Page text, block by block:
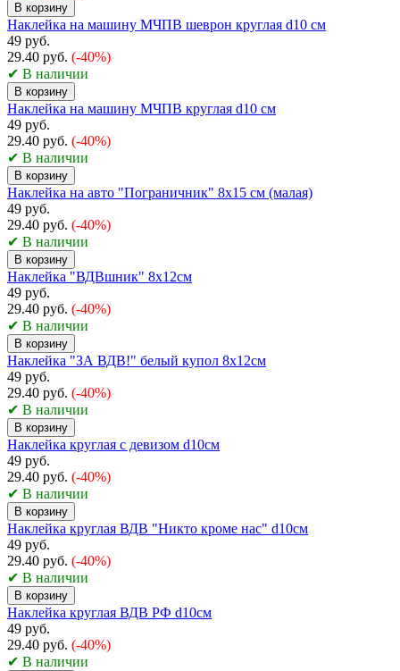
В корзину
Наклейка на машину МЧПВ шеврон круглая d10 см
49 руб.
29.40 руб. (-40%)
✔ В наличии
В корзину
Наклейка на машину МЧПВ круглая d10 см
49 руб.
29.40 руб. (-40%)
✔ В наличии
В корзину
Наклейка на авто "Пограничник" 8х15 см (малая)
49 руб.
29.40 руб. (-40%)
✔ В наличии
В корзину
Наклейка "ВДВшник" 8x12см
49 руб.
29.40 руб. (-40%)
✔ В наличии
В корзину
Наклейка "ЗА ВДВ!" белый купол 8x12см
49 руб.
29.40 руб. (-40%)
✔ В наличии
В корзину
Наклейка круглая с девизом d10см
49 руб.
29.40 руб. (-40%)
✔ В наличии
В корзину
Наклейка круглая ВДВ "Никто кроме нас" d10см
49 руб.
29.40 руб. (-40%)
✔ В наличии
В корзину
Наклейка круглая ВДВ РФ d10см
49 руб.
29.40 руб. (-40%)
✔ В наличии